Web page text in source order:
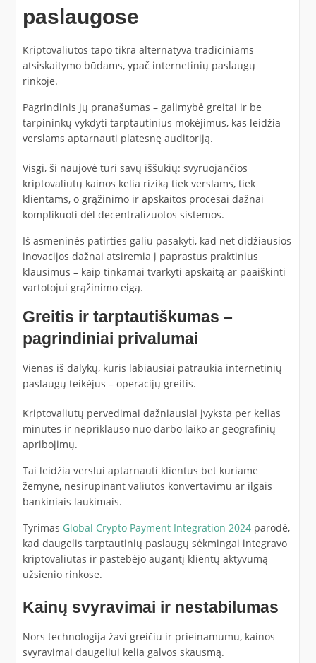
paslaugose
Kriptovaliutos tapo tikra alternatyva tradiciniams
atsiskaitymo būdams, ypač internetinių paslaugų
rinkoje.
Pagrindinis jų pranašumas – galimybė greitai ir be
tarpininkų vykdyti tarptautinius mokėjimus, kas leidžia
verslams aptarnauti platesnę auditoriją.
Visgi, ši naujovė turi savų iššūkių: svyruojančios
kriptovaliutų kainos kelia riziką tiek verslams, tiek
klientams, o grąžinimo ir apskaitos procesai dažnai
komplikuoti dėl decentralizuotos sistemos.
Iš asmeninės patirties galiu pasakyti, kad net didžiausios
inovacijos dažnai atsiremia į paprastus praktinius
klausimus – kaip tinkamai tvarkyti apskaitą ar paaiškinti
vartotojui grąžinimo eigą.
Greitis ir tarptautiškumas –
pagrindiniai privalumai
Vienas iš dalykų, kuris labiausiai patraukia internetinių
paslaugų teikėjus – operacijų greitis.
Kriptovaliutų pervedimai dažniausiai įvyksta per kelias
minutes ir nepriklauso nuo darbo laiko ar geografinių
apribojimų.
Tai leidžia verslui aptarnauti klientus bet kuriame
žemyne, nesirūpinant valiutos konvertavimu ar ilgais
bankiniais laukimais.
Tyrimas Global Crypto Payment Integration 2024parodė,
kad daugelis tarptautinių paslaugų sėkmingai integravo
kriptovaliutas ir pastebėjo augantį klientų aktyvumą
užsienio rinkose.
Kainų svyravimai ir nestabilumas
Nors technologija žavi greičiu ir prieinamumu, kainos
svyravimai daugeliui kelia galvos skausmą.